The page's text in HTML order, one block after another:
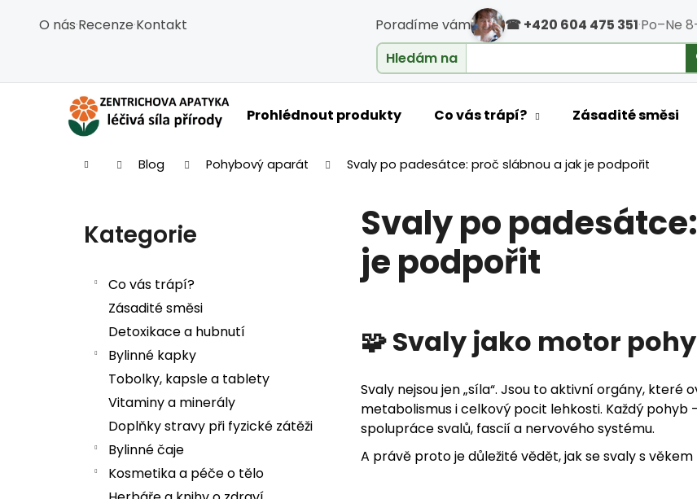
O nás·Recenze·Kontakt Poradíme vám ☎ +420 604 475 351·Po–Ne
Hledám na
Prohlédnout produkty Co vás trápí? Zásadité směsi
Domů Blog Pohybový aparát Svaly po padesátce: proč slábnou a jak je podpořit
Přeskočit kategorie
Kategorie
Co vás trápí?
Zásadité směsi
Detoxikace a hubnutí
Bylinné kapky
Tobolky, kapsle a tablety
Vitaminy a minerály
Doplňky stravy při fyzické zátěži
Bylinné čaje
Kosmetika a péče o tělo
Svaly po
je podpořit
🧩 Svaly jako motor
Svaly nejsou jen „síla“. Jsou to aktivní orgány, které
metabolismus i celkový pocit lehkosti. Každý
spolupráce svalů, fascií a nervového systému.
A právě proto je důležité vědět, jak se svaly s
Košík
Co potřebujete najít?
HLEDAT
Doporučujeme